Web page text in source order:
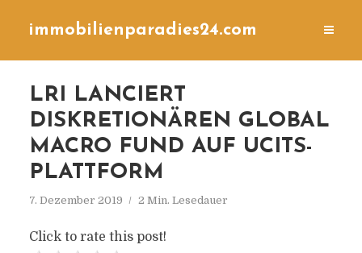
immobilienparadies24.com
LRI LANCIERT
DISKRETIONÄREN GLOBAL
MACRO FUND AUF UCITS-
PLATTFORM
7. Dezember 2019 2 Min. Lesedauer
Click to rate this post!